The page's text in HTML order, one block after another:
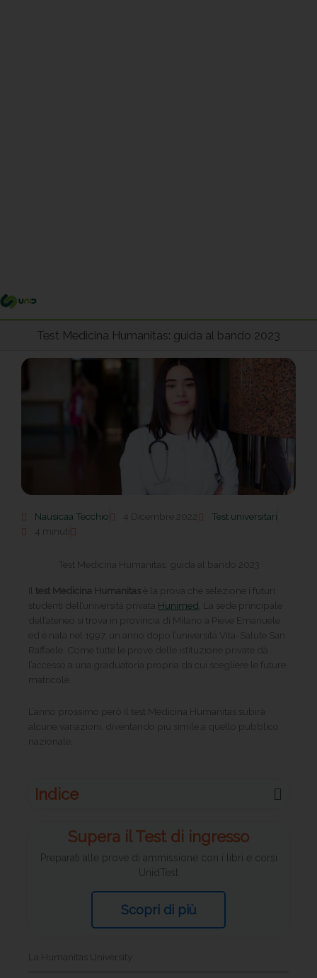
Test Medicina Humanitas: guida al bando 2023
Nausicaa Tecchio 4 Dicembre 2022
Test universitari
4 minuti
Test Medicina Humanitas: guida al bando 2023
Il test Medicina Humanitasè la prova che selezione i futuri
studenti dell’università privata Hunimed . La sede principale
dell’ateneo si trova in provincia di Milano a Pieve Emanuele
ed è nata nel 1997, un anno dopo l’università Vita-Salute San
Raffaele. Come tutte le prove delle istituzione private dà
l’accesso a una graduatoria propria da cui scegliere le future
matricole.
L’anno prossimo però il test Medicina Humanitas subirà
alcune variazioni, diventando più simile a quello pubblico
nazionale.
Indice
Supera il Test di ingresso
Preparati alle prove di ammissione con i libri e corsi
UnidTest
Scopri di più
La Humanitas University